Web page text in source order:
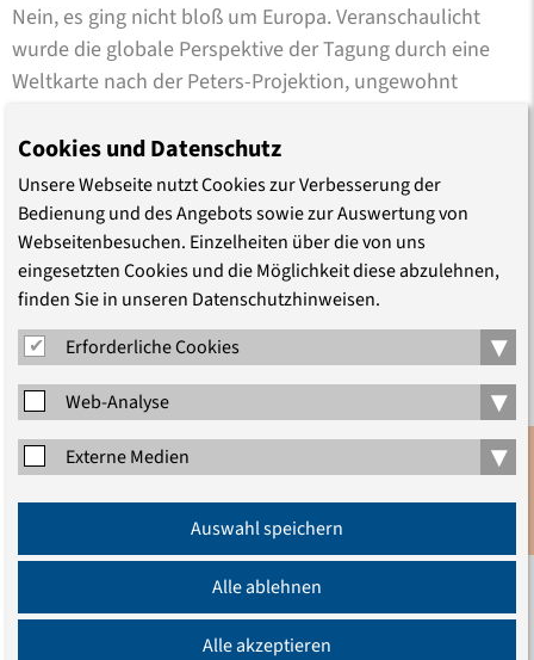
Nein, es ging nicht bloß um Europa. Veranschaulicht
wurde die globale Perspektive der Tagung durch eine
Weltkarte nach der Peters-Projektion, ungewohnt
unten. Auch die Zusammensetzung der Teilnehmenden
wies über Europa hinaus. Die 16 Theologiestudierenden
kamen aus Deutschland, Lettland, Tschechien, der
Slowakei, Ungarn, Rumänien, der Ukraine, aus Nigeria,
Südafrika, Indonesien und den USA.
Migration war unser Hauptthema und ist ein roter Faden,
der durch die ganze Bibel führt und die Menschheit seit
jeher begleitet. Aufbrechen in das Gelobte, das
Verheißene Land oder auch nur dorthin, wo die Herde
Futter findet, wo die Kinder eine Zukunft haben, wo kein
Migrationserfahrungen. Gründe, die Heimat zu verlassen,
gab es viele und ganz unterschiedliche. Wo gehören wir
hin? Jede Antwort auf diese zentrale Frage brachte neue
Fragen mit sich.
Anmeldung
Cookies und Datenschutz
Unsere Webseite nutzt Cookies zur Verbesserung der
Bedienung und des Angebots sowie zur Auswertung von
Webseitenbesuchen. Einzelheiten über die von uns
eingesetzten Cookies und die Möglichkeit diese abzulehnen,
finden Sie in unseren Datenschutzhinweisen.
Erforderliche Cookies
▾
Web-Analyse ▾
Externe Medien ▾
Auswahl speichern
Alle ablehnen
Alle akzeptieren